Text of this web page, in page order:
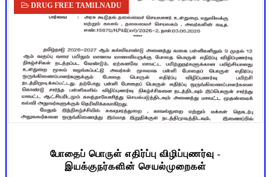
DRUG FREE TAMILNADU
போதைப் பொருள் எதிர்ப்பு விழிப்புணர்வு -
இயக்குநர்களின் செயல்முறைகள்